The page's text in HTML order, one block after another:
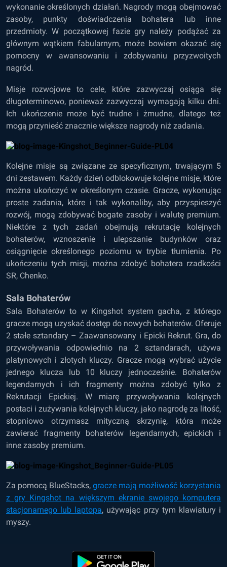
wykonanie określonych działań. Nagrody mogą obejmować
zasoby, punkty doświadczenia bohatera lub inne
przedmioty. W początkowej fazie gry należy podążać za
głównym wątkiem fabularnym, może bowiem okazać się
pomocny w awansowaniu i zdobywaniu przyzwoitych
nagród.
Misje rozwojowe to cele, które zazwyczaj osiąga się
długoterminowo, ponieważ zazwyczaj wymagają kilku dni.
Ich ukończenie może być trudne i żmudne, dlatego też
mogą przynieść znacznie większe nagrody niż zadania.
Kolejne misje są związane ze specyficznym, trwającym 5
dni zestawem. Każdy dzień odblokowuje kolejne misje, które
można ukończyć w określonym czasie. Gracze, wykonując
proste zadania, które i tak wykonaliby, aby przyspieszyć
rozwój, mogą zdobywać bogate zasoby i walutę premium.
Niektóre z tych zadań obejmują rekrutację kolejnych
bohaterów, wznoszenie i ulepszanie budynków oraz
osiągnięcie określonego poziomu w trybie tłumienia. Po
ukończeniu tych misji, można zdobyć bohatera rzadkości
SR, Chenko.
Sala Bohaterów
Sala Bohaterów to w Kingshot system gacha, z którego
gracze mogą uzyskać dostęp do nowych bohaterów. Oferuje
2 stałe sztandary – Zaawansowany i Epicki Rekrut. Gra, do
przywoływania odpowiednio na 2 sztandarach, używa
platynowych i złotych kluczy. Gracze mogą wybrać użycie
jednego klucza lub 10 kluczy jednocześnie. Bohaterów
legendarnych i ich fragmenty można zdobyć tylko z
Rekrutacji Epickiej. W miarę przywoływania kolejnych
postaci i zużywania kolejnych kluczy, jako nagrodę za litość,
stopniowo otrzymasz mityczną skrzynię, która może
zawierać fragmenty bohaterów legendarnych, epickich i
inne zasoby premium.
Za pomocą BlueStacks, gracze mają możłiwość korzystania
z gry Kingshot na większym ekranie swojego komputera
stacjonarnego lub laptopa, używając przy tym klawiatury i
myszy.